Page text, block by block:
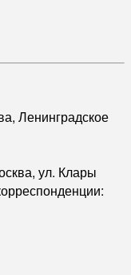
Ленинградское
ул. Клары